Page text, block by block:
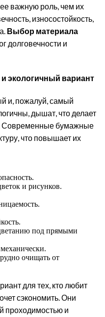
важную роль, чем их
износостойкость,
Выбор материала
долговечности и
экологичный вариант
и, пожалуй, самый
дышат, что делает
Современные бумажные
что повышает их
и рисунков.
под прямыми
очищать от
для тех, кто любит
сэкономить. Они
проходимостью и